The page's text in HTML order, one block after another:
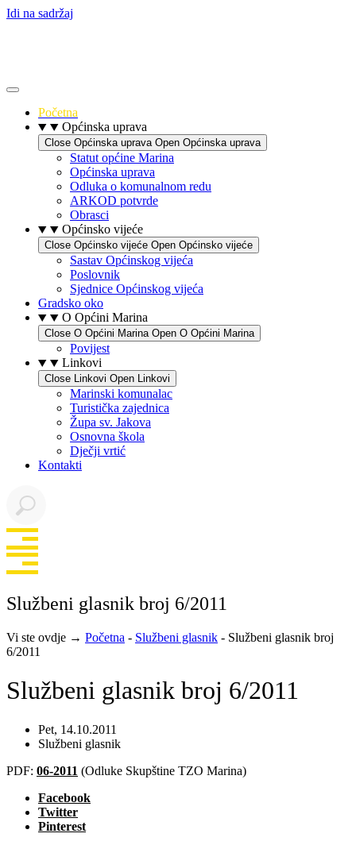
Idi na sadržaj
Početna
Općinska uprava
Close Općinska uprava Open Općinska uprava
Statut općine Marina
Općinska uprava
Odluka o komunalnom redu
ARKOD potvrde
Obrasci
Općinsko vijeće
Close Općinsko vijeće Open Općinsko vijeće
Sastav Općinskog vijeća
Poslovnik
Sjednice Općinskog vijeća
Gradsko oko
O Općini Marina
Close O Općini Marina Open O Općini Marina
Povijest
Linkovi
Close Linkovi Open Linkovi
Marinski komunalac
Turistička zajednica
Župa sv. Jakova
Osnovna škola
Dječji vrtić
Kontakti
Službeni glasnik broj 6/2011
Vi ste ovdje → Početna - Službeni glasnik - Službeni glasnik broj
6/2011
Službeni glasnik broj 6/2011
Pet, 14.10.2011
Službeni glasnik
PDF: 06-2011 (Odluke Skupštine TZO Marina)
Facebook
Twitter
Pinterest